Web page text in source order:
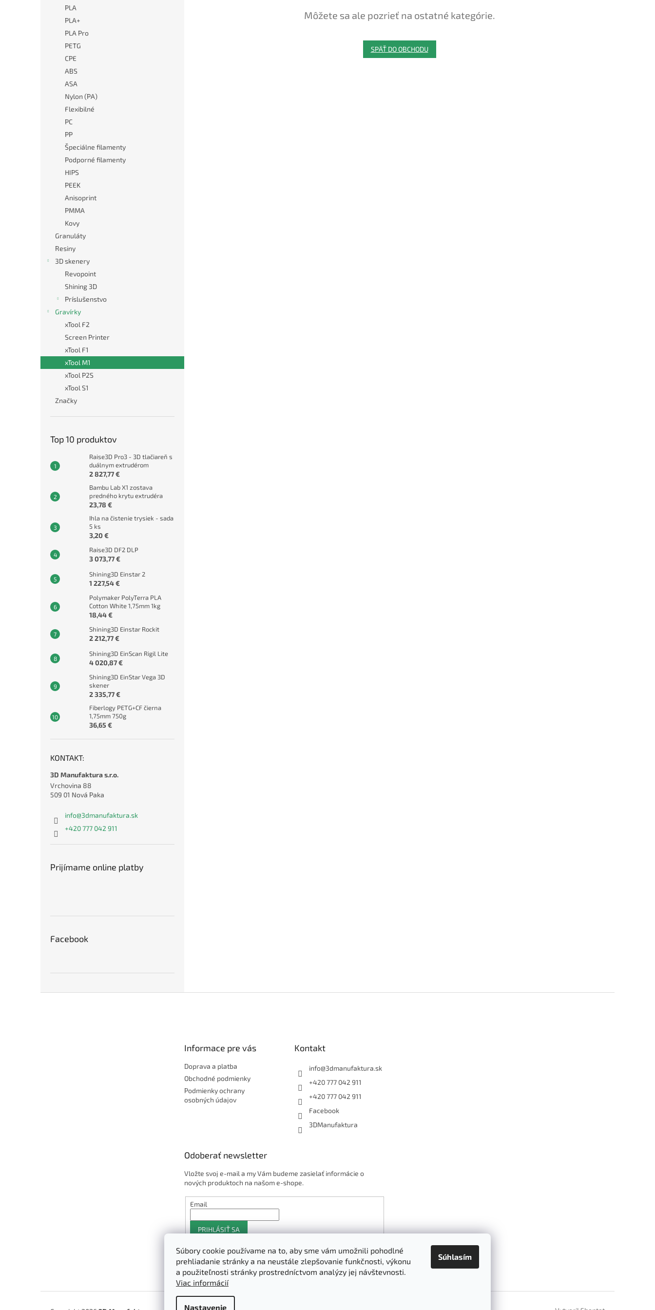
Súbory cookie používame na to, aby sme vám umožnili pohodlné
prehliadanie stránky a na neustále zlepšovanie funkčnosti, výkonu
a použiteľnosti stránky prostredníctvom analýzy jej návštevnosti.
Viac informácií
Nastavenie
Súhlasím
PLA
PLA+
PLA Pro
PETG
CPE
ABS
ASA
Nylon (PA)
Flexibilné
PC
PP
Špeciálne filamenty
Podporné filamenty
HIPS
PEEK
Anisoprint
PMMA
Kovy
Granuláty
Resiny
3D skenery
Revopoint
Shining 3D
Príslušenstvo
Gravírky
xTool F2
Screen Printer
xTool F1
xTool M1
xTool P2S
xTool S1
Značky
Top 10 produktov
Raise3D Pro3 - 3D tlačiareň s
duálnym extrudérom
2 827,77 €
Bambu Lab X1 zostava
predného krytu extrudéra
23,78 €
Ihla na čistenie trysiek - sada
5 ks
3,20 €
Raise3D DF2 DLP
3 073,77 €
Shining3D Einstar 2
1 227,54 €
Polymaker PolyTerra PLA
Cotton White 1,75mm 1kg
18,44 €
Shining3D Einstar Rockit
2 212,77 €
Shining3D EinScan Rigil Lite
4 020,87 €
Shining3D EinStar Vega 3D
skener
2 335,77 €
Fiberlogy PETG+CF čierna
1,75mm 750g
36,65 €
KONTAKT:
3D Manufaktura s.r.o.
Vrchovina 88
509 01 Nová Paka
info@3dmanufaktura.sk
+420 777 042 911
Prijímame online platby
Facebook
Môžete sa ale pozrieť na ostatné kategórie.
SPÄŤ DO OBCHODU
Informace pre vás
Doprava a platba
Obchodné podmienky
Podmienky ochrany
osobných údajov
Kontakt
info@3dmanufaktura.sk
+420 777 042 911
+420 777 042 911
Facebook
3DManufaktura
Odoberať newsletter
Vložte svoj e-mail a my Vám budeme zasielať informácie o
nových produktoch na našom e-shope.
Email
PRIHLÁSIŤ SA
Shoptet.sk